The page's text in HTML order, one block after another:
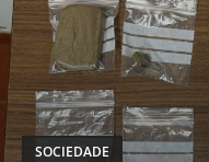
SOCIEDADE